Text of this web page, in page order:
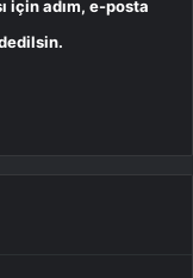
için adım, e-posta